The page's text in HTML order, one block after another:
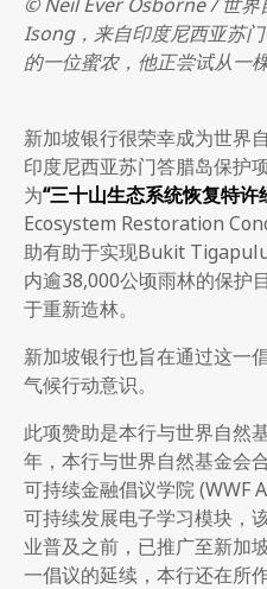
Isong，来自印度尼西亚苏
的一位蜜农，他正尝试从一
新加坡银行很荣幸成为世界
印度尼西亚苏门答腊岛保护
为“三十山生态系统恢复特许
Ecosystem Restoration
助有助于实现Bukit
内逾38,000公顷雨林的保护
于重新造林。
新加坡银行也旨在通过这一
气候行动意识。
此项赞助是本行与世界自然
年，本行与世界自然基金会
可持续金融倡议学院 (WWF
可持续发展电子学习模块，
业普及之前，已推广至新加
一倡议的延续，本行还在所